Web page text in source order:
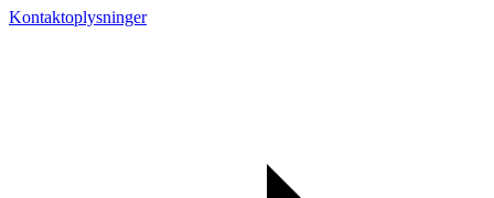
Kontaktoplysninger